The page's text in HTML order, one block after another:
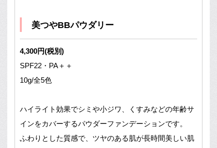
美つやBBパウダリー
4,300円(税別)
SPF22・PA＋＋
10g/全5色
ハイライト効果でシミや小ジワ、くすみなどの年齢サ
インをカバーするパウダーファンデーションです。
ふわりとした質感で、ツヤのある肌が長時間美しい肌